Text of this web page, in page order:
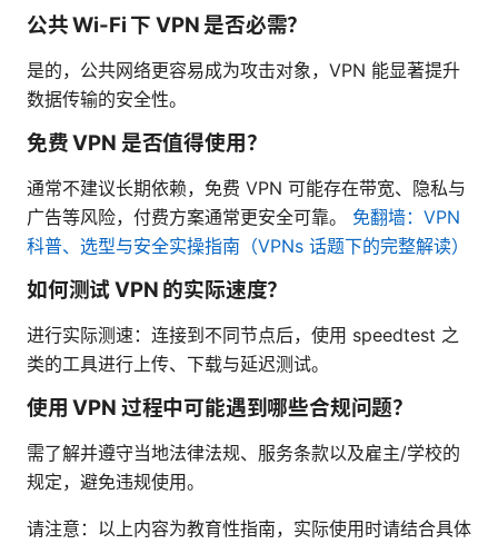
公共 Wi-Fi 下 VPN 是否必需？
是的，公共网络更容易成为攻击对象，VPN 能显著提升
数据传输的安全性。
免费 VPN 是否值得使用？
通常不建议长期依赖，免费 VPN 可能存在带宽、隐私与
广告等风险，付费方案通常更安全可靠。 免翻墙：VPN
科普、选型与安全实操指南（VPNs 话题下的完整解读）
如何测试 VPN 的实际速度？
进行实际测速：连接到不同节点后，使用 speedtest 之
类的工具进行上传、下载与延迟测试。
使用 VPN 过程中可能遇到哪些合规问题？
需了解并遵守当地法律法规、服务条款以及雇主/学校的
规定，避免违规使用。
请注意：以上内容为教育性指南，实际使用时请结合具体